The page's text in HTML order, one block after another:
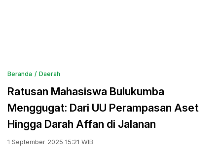
Beranda Daerah
Ratusan Mahasiswa Bulukumba
Menggugat: Dari UU Perampasan Aset
Hingga Darah Affan di Jalanan
1 September 2025 15:21 WIB